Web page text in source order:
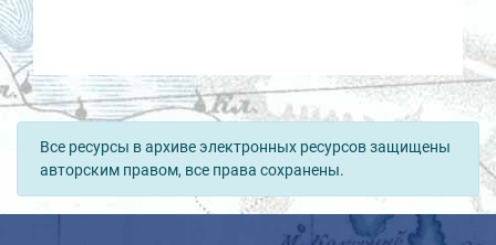
Все ресурсы в архиве электронных ресурсов защищены
авторским правом, все права сохранены.